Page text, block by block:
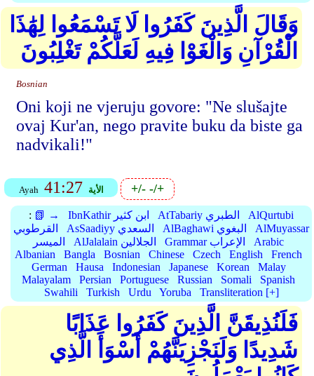
وَقَالَ الَّذِينَ كَفَرُوا لَا تَسْمَعُوا لِهَٰذَا
الْقُرْآنِ وَالْغَوْا فِيهِ لَعَلَّكُمْ تَغْلِبُونَ
Bosnian
Oni koji ne vjeruju govore: "Ne slušajte
ovaj Kur'an, nego pravite buku da biste ga
nadvikali!"
Ayah 41:27 الأية +/--/+
: 📗 → IbnKathir ابن كثير AtTabariy الطبري
AlQurtubi
القرطوبي
AsSaadiyy السعدي AlBaghawi البغوي
AlMuyassar
الميسر
AlJalalain الجلالين Grammar الإعراب
Arabic
Albanian
Bangla Bosnian Chinese Czech English
French
German
Hausa Indonesian Japanese Korean
Malay
Malayalam
Persian Portuguese Russian Somali
Spanish
Swahili
Turkish Urdu Yoruba Transliteration [+]
فَلَنُذِيقَنَّ الَّذِينَ كَفَرُوا عَذَابًا
شَدِيدًا وَلَنَجْزِيَنَّهُمْ أَسْوَأَ الَّذِي